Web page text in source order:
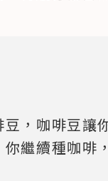
豆，咖啡豆
繼續種咖啡